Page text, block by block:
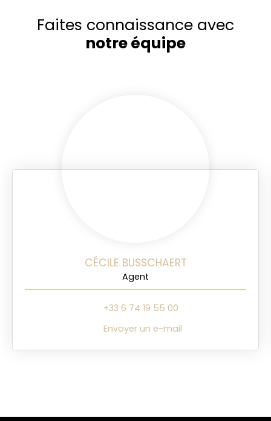
Faites connaissance avec
notre équipe
CÉCILE BUSSCHAERT
Agent
+33 6 74 19 55 00
Envoyer un e-mail